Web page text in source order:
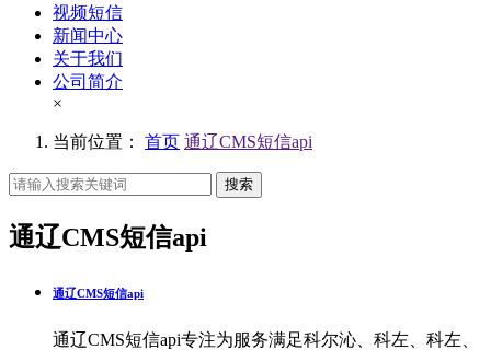
视频短信
新闻中心
关于我们
公司简介
×
当前位置： 首页 通辽CMS短信api
搜索
通辽CMS短信api
通辽CMS短信api
通辽CMS短信api专注为服务满足科尔沁、科左、科左、